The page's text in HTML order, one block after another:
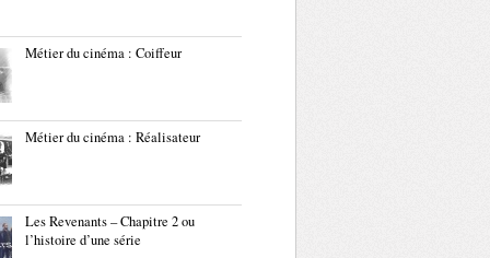
Métier du cinéma : Coiffeur
Métier du cinéma : Réalisateur
Les Revenants – Chapitre 2 ou
l’histoire d’une série